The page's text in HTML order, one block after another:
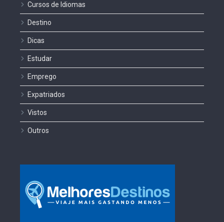
Cursos de Idiomas
Destino
Dicas
Estudar
Emprego
Expatriados
Vistos
Outros